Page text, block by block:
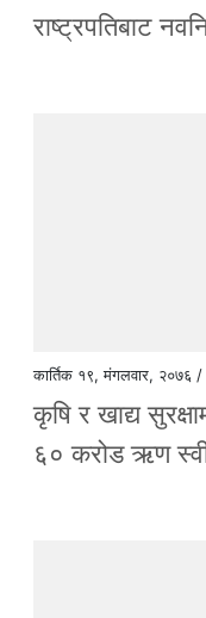
राष्ट्रपतिबाट
कार्तिक १९, मंगलवार, २०७६
कृषि र खाद्य
६० करोड ऋण